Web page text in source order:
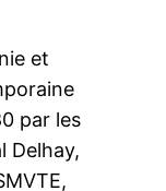
et
par les
Delhay,